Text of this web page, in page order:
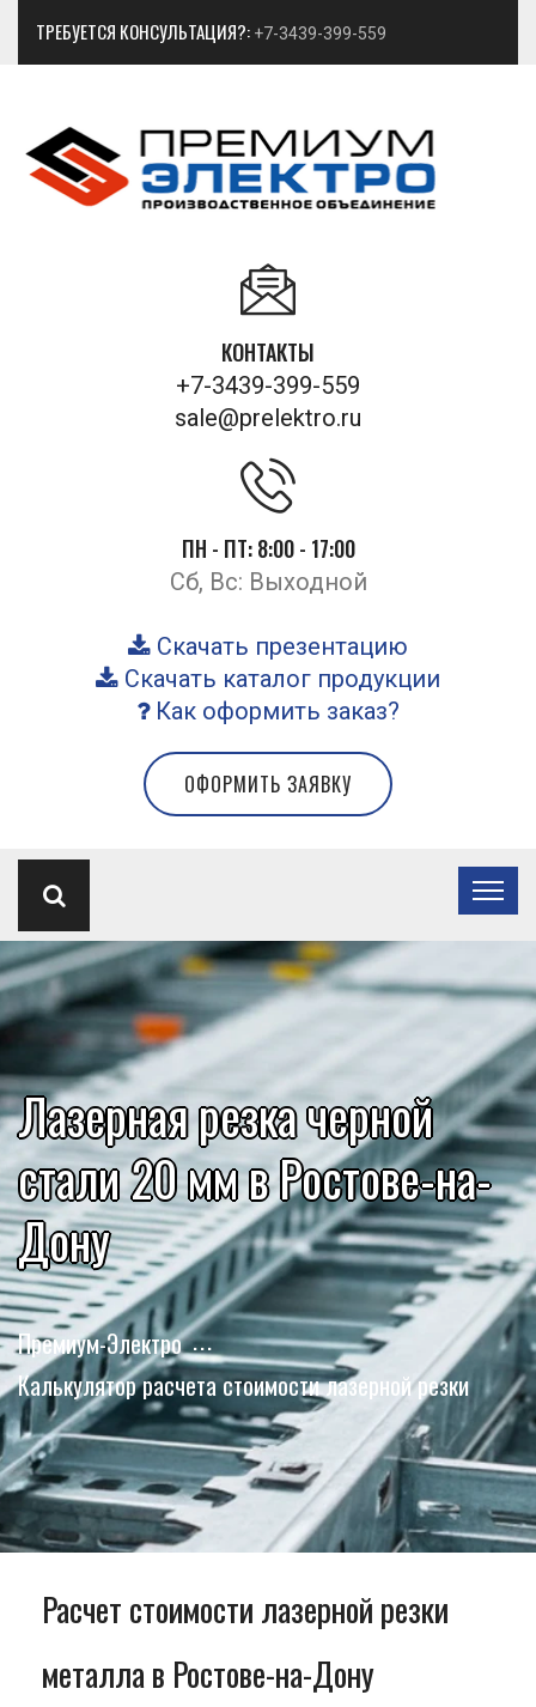
ТРЕБУЕТСЯ КОНСУЛЬТАЦИЯ?: +7-3439-399-559
КОНТАКТЫ
+7-3439-399-559
sale@prelektro.ru
ПН - ПТ: 8:00 - 17:00
Сб, Вс: Выходной
Скачать презентацию
Скачать каталог продукции
Как оформить заказ?
ОФОРМИТЬ ЗАЯВКУ
Лазерная резка черной
стали 20 мм в Ростове-на-
Дону
Премиум-Электро
Калькулятор расчета стоимости лазерной резки
Расчет стоимости лазерной резки
металла в Ростове-на-Дону